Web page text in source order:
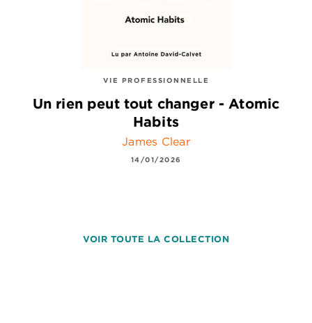
VIE PROFESSIONNELLE
Un rien peut tout changer - Atomic
Habits
James Clear
14/01/2026
VOIR TOUTE LA COLLECTION